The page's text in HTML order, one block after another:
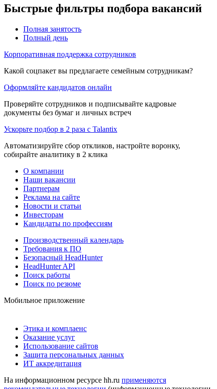
Быстрые фильтры подбора вакансий
Полная занятость
Полный день
Корпоративная поддержка сотрудников
Какой соцпакет вы предлагаете семейным сотрудникам?
Оформляйте кандидатов онлайн
Проверяйте сотрудников и подписывайте кадровые
документы без бумаг и личных встреч
Ускорьте подбор в 2 раза с Talantix
Автоматизируйте сбор откликов, настройте воронку,
собирайте аналитику в 2 клика
О компании
Наши вакансии
Партнерам
Реклама на сайте
Новости и статьи
Инвесторам
Кандидаты по профессиям
Производственный календарь
Требования к ПО
Безопасный HeadHunter
HeadHunter API
Поиск работы
Поиск по резюме
Мобильное приложение
Этика и комплаенс
Оказание услуг
Использование сайтов
Защита персональных данных
ИТ аккредитация
На информационном ресурсе hh.ru применяются